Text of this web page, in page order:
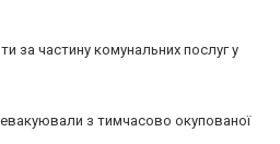
за частину комунальних послуг у
евакуювали з тимчасово окупованої